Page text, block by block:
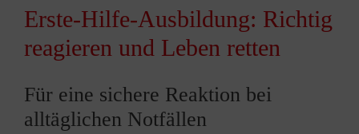
Erste-Hilfe-Ausbildung: Richtig
reagieren und Leben retten
Für eine sichere Reaktion bei
alltäglichen Notfällen